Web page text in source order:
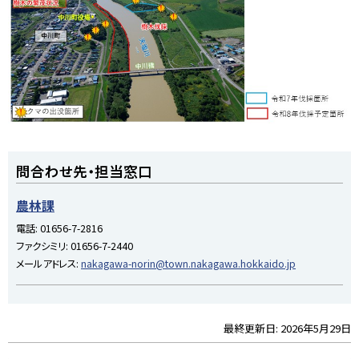
に
戻
問合わせ先・担当窓口
農林課
電話: 01656-7-2816
ファクシミリ: 01656-7-2440
メールアドレス: nakagawa-norin@town.nakagawa.hokkaido.jp
ッ
最終更新日: 2026年5月29日